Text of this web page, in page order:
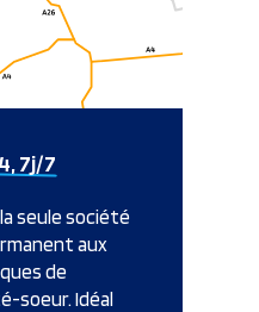
7j/7
la seule société
aux
de
soeur. Idéal